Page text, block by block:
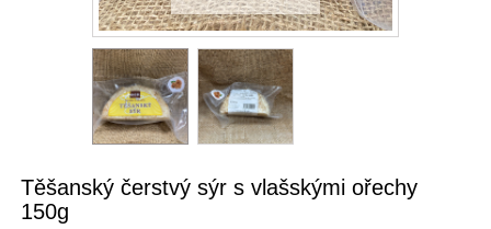
Těšanský čerstvý sýr s vlašskými ořechy
150g